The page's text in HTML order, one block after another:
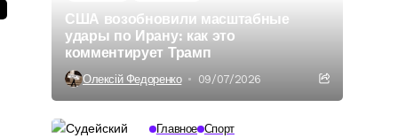
США возобновили масштабные
удары по Ирану: как это
комментирует Трамп
Олексій Федоренко 09/07/2026
Главное Спорт